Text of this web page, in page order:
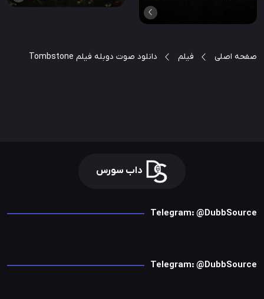
صفحه اصلی فیلم دانلود صوت دوبله فیلم Tombstone
داب سورس
Telegram: @DubbSource
Telegram: @DubbSource